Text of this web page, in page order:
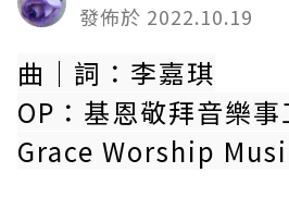
發佈於 2022.10.19
曲｜詞：李嘉琪
OP：基恩敬拜音樂
Grace Worship